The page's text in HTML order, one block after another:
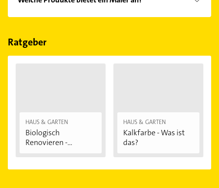
Betonsanierungen und malerarbeiten.
Das Angebot umfasst unter anderem Grundierung,
Wandfarbe.
Ratgeber
HAUS & GARTEN
Biologisch
Renovieren -
HAUS & GARTEN
Kalkfarbe - Was ist
das?